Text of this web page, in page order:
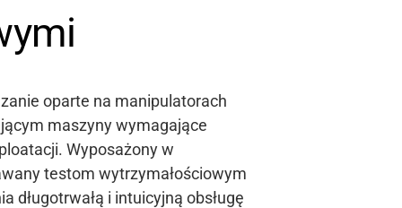
oparte na manipulatorach
maszyny wymagające
Wyposażony w
testom wytrzymałościowym
długotrwałą i intuicyjną obsługę